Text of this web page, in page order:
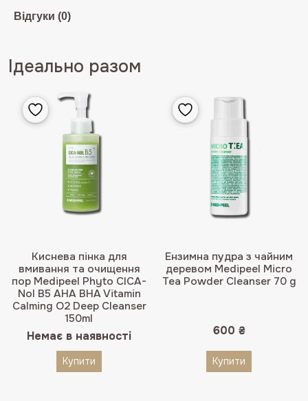
Відгуки (0)
Ідеально разом
Киснева пінка для
вмивання та очищення
пор Medipeel Phyto CICA-
Nol B5 AHA BHA Vitamin
Calming O2 Deep Cleanser
150ml
Немає в наявності
Купити
Ензимна пудра з чайним
деревом Medipeel Micro
Tea Powder Cleanser 70 g
600 ₴
Купити